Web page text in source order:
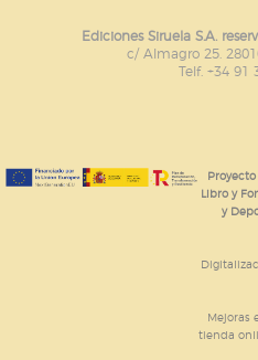
Ediciones Siruela S.A.
c/ Almagro 25.
Telf. +34 91
Libro y
y
Mejoras
tienda